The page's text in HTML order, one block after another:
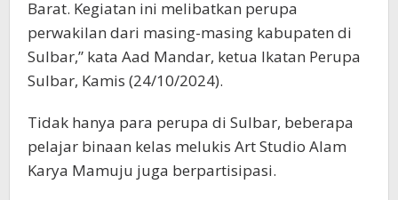
Barat. Kegiatan ini melibatkan perupa
perwakilan dari masing-masing kabupaten di
Sulbar,” kata Aad Mandar, ketua Ikatan Perupa
Sulbar, Kamis (24/10/2024).
Tidak hanya para perupa di Sulbar, beberapa
pelajar binaan kelas melukis Art Studio Alam
Karya Mamuju juga berpartisipasi.